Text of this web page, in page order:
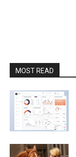
MOST READ